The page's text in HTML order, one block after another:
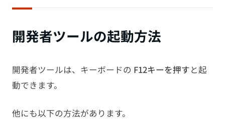
開発者ツールの起動方法
開発者ツールは、キーボードの F12キーを押すと起
動できます。
他にも以下の方法があります。